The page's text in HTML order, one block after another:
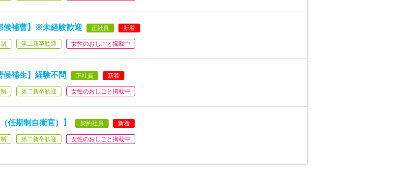
候補曹】※未経験歓迎 正社員 新着
第二新卒歓迎 女性のおしごと掲載中
候補生】経験不問 正社員 新着
第二新卒歓迎 女性のおしごと掲載中
任期制自衛官）】 契約社員 新着
第二新卒歓迎 女性のおしごと掲載中